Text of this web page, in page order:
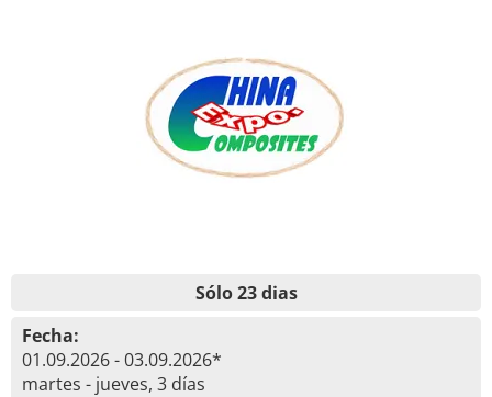
Sólo 23 dias
Fecha:
01.09.2026 - 03.09.2026*
martes - jueves, 3 días